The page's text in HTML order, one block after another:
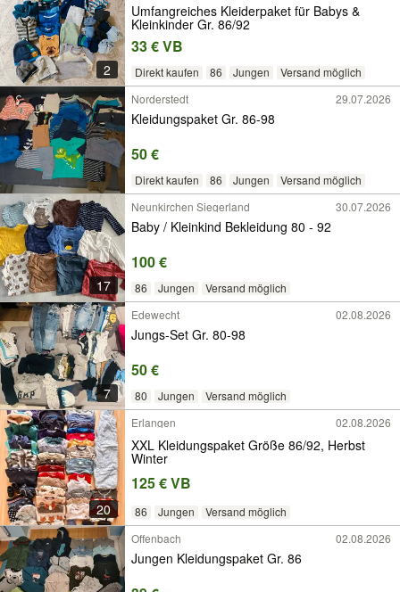
2
Umfangreiches Kleiderpaket für Babys &
Kleinkinder Gr. 86/92
33 € VB
Direkt kaufen 86 Jungen
Versand möglich
Norderstedt
29.07.2026
Kleidungspaket Gr. 86-98
50 €
Direkt kaufen 86 Jungen Versand möglich
17
Neunkirchen Siegerland 30.07.2026
Baby / Kleinkind Bekleidung 80 - 92
100 €
86 Jungen Versand möglich
7
Edewecht 02.08.2026
Jungs-Set Gr. 80-98
50 €
80 Jungen Versand möglich
20
Erlangen 02.08.2026
XXL Kleidungspaket Größe 86/92, Herbst
Winter
125 € VB
86 Jungen
Versand möglich
Offenbach
02.08.2026
Jungen Kleidungspaket Gr. 86